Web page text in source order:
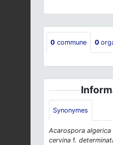
0 commune 0
Synonymes
Acarospora algerica
cervina f.